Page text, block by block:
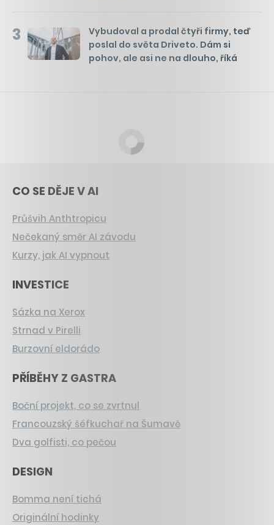
3
Vybudoval a prodal čtyři firmy, teď
poslal do světa Driveto. Dám si
pohov, ale asi ne na dlouho, říká
CO SE DĚJE V AI
Průšvih Anthtropicu
Nečekaný směr AI závodu
Kurzy, jak AI vypnout
INVESTICE
Sázka na Xerox
Strnad v Pirelli
Burzovní eldorádo
PŘÍBĚHY Z GASTRA
Boční projekt, co se zvrtnul
Francouzský šéfkuchař na Šumavě
Dva golfisti, co pečou
DESIGN
Bomma není tichá
Originální hodinky